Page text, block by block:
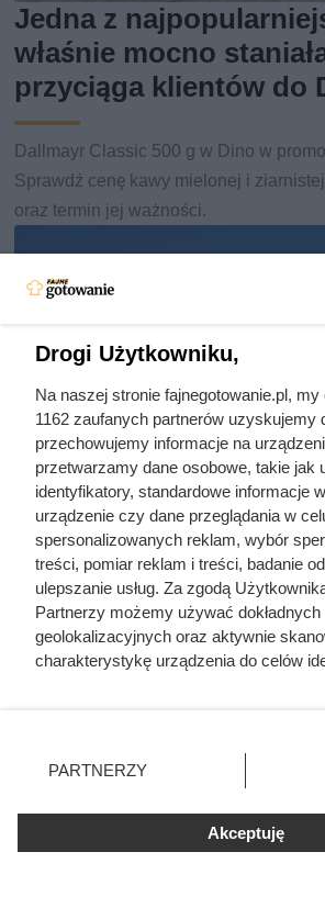
Jedna z
właśnie mocno
przyciąga klientów do
Dallmayr Classic 500 g w Dino w
Sprawdź cenę kawy mielonej i
oraz termin jej ważności.
Biedronka przeceniła
kawę o prawie 40 zł.
ruszyli do sklepów
Przy zakupie dwóch opakowań
tylko 49,99 zł zamiast 87,99 zł.
inne okazje z gazetki.
Drogi Użytkowniku,
Na naszej stronie fajnegotowanie.pl,
1162 zaufanych partnerów uzyskujemy
przechowujemy informacje na
przetwarzamy dane osobowe, takie jak
identyfikatory, standardowe informacje
urządzenie czy dane przeglądania w
spersonalizowanych reklam, wybór
treści, pomiar reklam i treści, badanie
ulepszanie usług. Za zgodą
Partnerzy możemy używać
geolokalizacyjnych oraz aktywnie
charakterystykę urządzenia do celów
zmienić/wycofać klikając przycisk
znajdujący się w lewym dolnym rogu
rodzaje przetwarzania danych nie
użytkownika, ale masz prawo
przetwarzaniu. Preferencje będą miały
PARTNERZY
Akceptuję